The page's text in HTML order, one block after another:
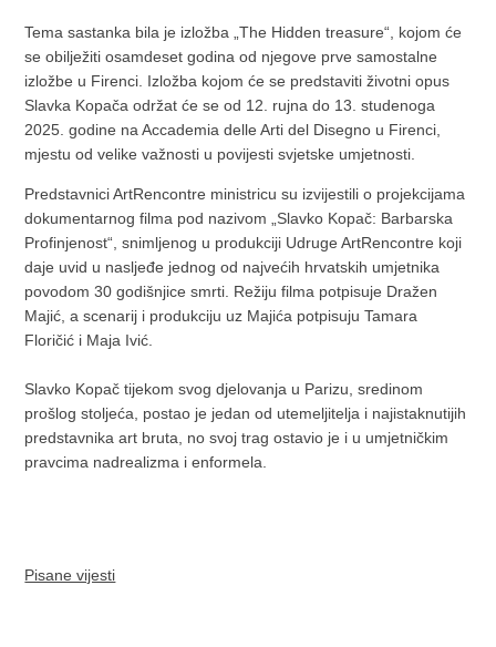
Tema sastanka bila je izložba „The Hidden treasure“, kojom će
se obilježiti osamdeset godina od njegove prve samostalne
izložbe u Firenci. Izložba kojom će se predstaviti životni opus
Slavka Kopača održat će se od 12. rujna do 13. studenoga
2025. godine na Accademia delle Arti del Disegno u Firenci,
mjestu od velike važnosti u povijesti svjetske umjetnosti.
Predstavnici ArtRencontre ministricu su izvijestili o projekcijama
dokumentarnog filma pod nazivom „Slavko Kopač: Barbarska
Profinjenost“, snimljenog u produkciji Udruge ArtRencontre koji
daje uvid u nasljeđe jednog od najvećih hrvatskih umjetnika
povodom 30 godišnjice smrti. Režiju filma potpisuje Dražen
Majić, a scenarij i produkciju uz Majića potpisuju Tamara
Floričić i Maja Ivić.
Slavko Kopač tijekom svog djelovanja u Parizu, sredinom
prošlog stoljeća, postao je jedan od utemeljitelja i najistaknutijih
predstavnika art bruta, no svoj trag ostavio je i u umjetničkim
pravcima nadrealizma i enformela.
Pisane vijesti